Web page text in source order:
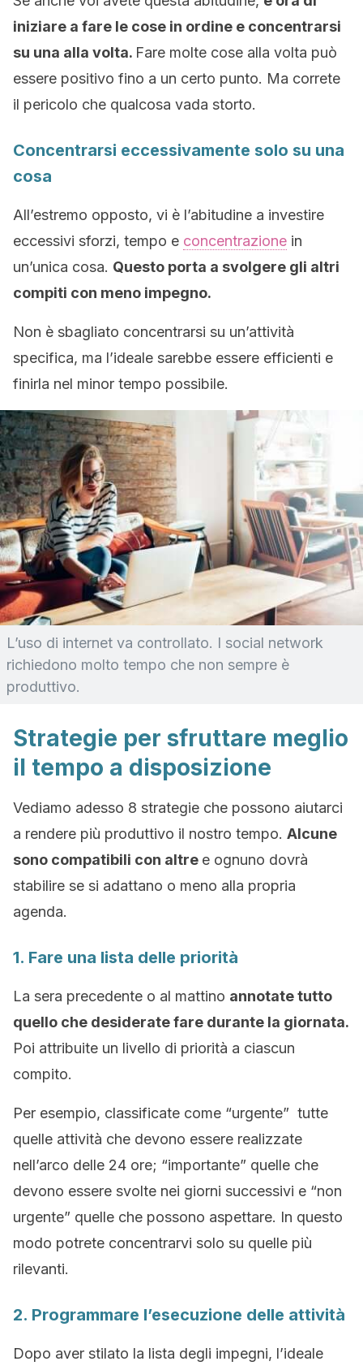
iniziare a fare le cose in ordine e concentrarsi
su una alla volta. Fare molte cose alla volta può
essere positivo fino a un certo punto. Ma correte
il pericolo che qualcosa vada storto.
Concentrarsi eccessivamente solo su una
cosa
All’estremo opposto, vi è l’abitudine a investire
eccessivi sforzi, tempo e concentrazione in
un’unica cosa. Questo porta a svolgere gli altri
compiti con meno impegno.
Non è sbagliato concentrarsi su un’attività
specifica, ma l’ideale sarebbe essere efficienti e
finirla nel minor tempo possibile.
L’uso di internet va controllato. I social network
richiedono molto tempo che non sempre è
produttivo.
Strategie per sfruttare meglio
il tempo a disposizione
Vediamo adesso 8 strategie che possono aiutarci
a rendere più produttivo il nostro tempo. Alcune
sono compatibili con altre e ognuno dovrà
stabilire se si adattano o meno alla propria
agenda.
1. Fare una lista delle priorità
La sera precedente o al mattino annotate tutto
quello che desiderate fare durante la giornata.
Poi attribuite un livello di priorità a ciascun
compito.
Per esempio, classificate come “urgente” tutte
quelle attività che devono essere realizzate
nell’arco delle 24 ore; “importante” quelle che
devono essere svolte nei giorni successivi e “non
urgente” quelle che possono aspettare. In questo
modo potrete concentrarvi solo su quelle più
rilevanti.
2. Programmare l’esecuzione delle attività
Dopo aver stilato la lista degli impegni, l’ideale